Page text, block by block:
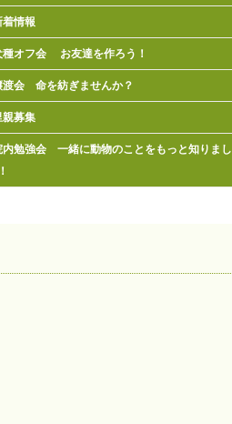
着情報
種オフ会 お友達を作ろう！
渡会 命を紡ぎませんか？
親募集
内勉強会 一緒に動物のことをもっと知りまし